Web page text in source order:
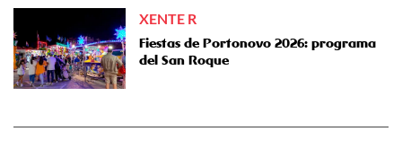
XENTE R
Fiestas de Portonovo 2026: programa
del San Roque